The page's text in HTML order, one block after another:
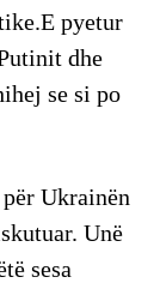
pyetur
dhe
se si po
Ukrainën
Unë
sesa